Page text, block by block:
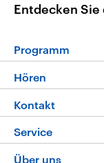
Entdecken
Programm
Die
Hören
Livestream
Podcasts
Kontakt
Service
FAQ
Über uns